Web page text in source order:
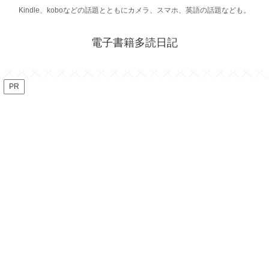
Kindle、koboなどの話題とともにカメラ、スマホ、英語の話題なども。
電子書籍多読日記
PR